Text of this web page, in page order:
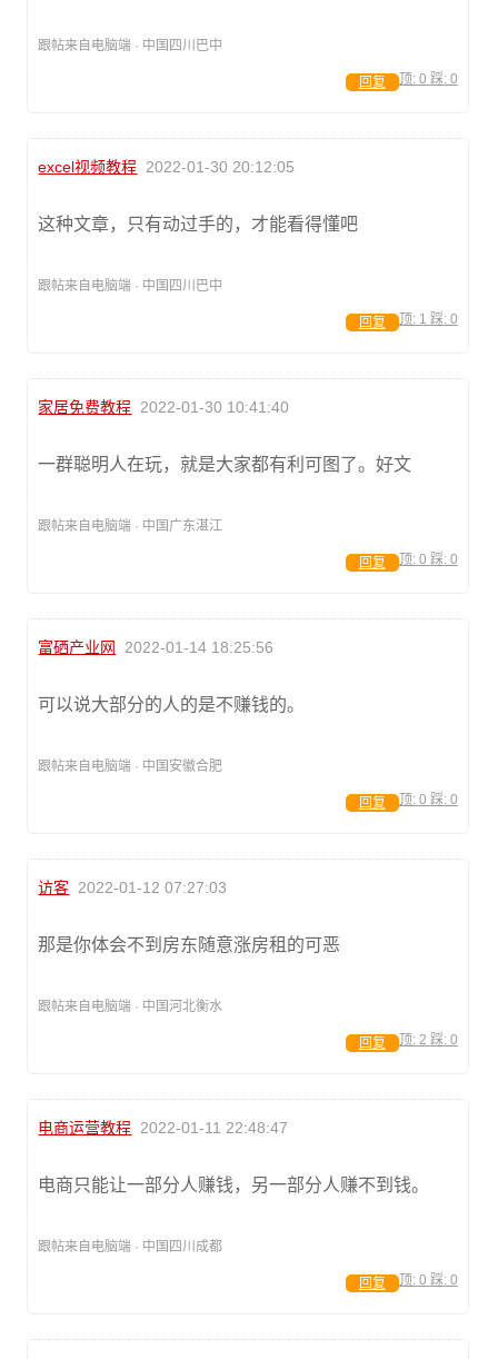
跟帖来自电脑端 · 中国四川巴中
顶: 0 踩: 0
回复
excel视频教程 2022-01-30 20:12:05
这种文章，只有动过手的，才能看得懂吧
跟帖来自电脑端 · 中国四川巴中
顶: 1 踩: 0
回复
家居免费教程 2022-01-30 10:41:40
一群聪明人在玩，就是大家都有利可图了。好文
跟帖来自电脑端 · 中国广东湛江
顶: 0 踩: 0
回复
富硒产业网 2022-01-14 18:25:56
可以说大部分的人的是不赚钱的。
跟帖来自电脑端 · 中国安徽合肥
顶: 0 踩: 0
回复
访客 2022-01-12 07:27:03
那是你体会不到房东随意涨房租的可恶
跟帖来自电脑端 · 中国河北衡水
顶: 2 踩: 0
回复
电商运营教程 2022-01-11 22:48:47
电商只能让一部分人赚钱，另一部分人赚不到钱。
跟帖来自电脑端 · 中国四川成都
顶: 0 踩: 0
回复